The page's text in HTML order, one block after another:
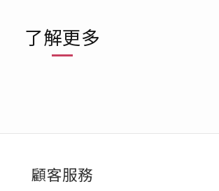
了解更多
顧客服務